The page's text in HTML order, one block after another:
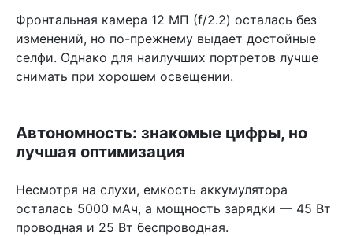
Фронтальная камера 12 МП (f/2.2) осталась без
изменений, но по-прежнему выдает достойные
селфи. Однако для наилучших портретов лучше
снимать при хорошем освещении.
Автономность: знакомые цифры, но
лучшая оптимизация
Несмотря на слухи, емкость аккумулятора
осталась 5000 мАч, а мощность зарядки — 45 Вт
проводная и 25 Вт беспроводная.